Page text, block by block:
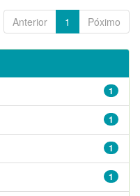
Anterior 1 Póximo
1
1
1
1